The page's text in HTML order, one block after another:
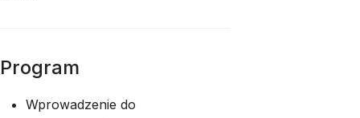
Program
Wprowadzenie do